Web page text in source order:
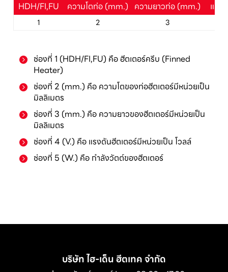
HDH/FI,FU
ความโตท่อ (mm.) ความยาวท่อ (mm.) แรง
1 2 3
ช่องที่ 1 (HDH/FI,FU) คือ ฮีตเตอร์ครีบ (Finned
Heater)
ช่องที่ 2 (mm.) คือ ความโตของท่อฮีตเตอร์มีหน่วยเป็น
มิลลิเมตร
ช่องที่ 3 (mm.) คือ ความยาวของฮีตเตอร์มีหน่วยเป็น
มิลลิเมตร
ช่องที่ 4 (V.) คือ แรงดันฮีตเตอร์มีหน่วยเป็น โวลล์
ช่องที่ 5 (W.) คือ กำลังวัตต์ของฮีตเตอร์
บริษัท ไฮ-เด็น ฮีตเทค จำกัด